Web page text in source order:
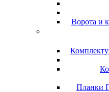
Ворота и
Планки